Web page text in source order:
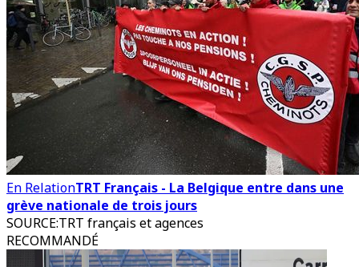
En RelationTRT Français - La Belgique entre dans une
grève nationale de trois jours
SOURCE:TRT français et agences
RECOMMANDÉ